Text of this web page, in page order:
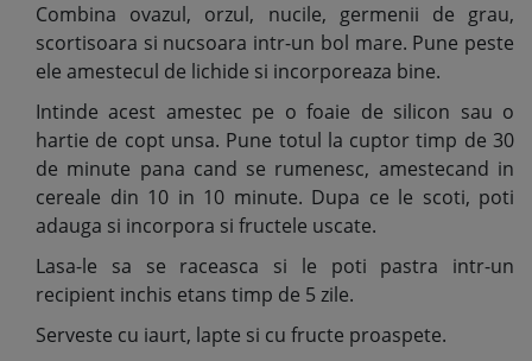
Combina ovazul, orzul, nucile, germenii de grau,
scortisoara si nucsoara intr-un bol mare. Pune peste
ele amestecul de lichide si incorporeaza bine.
Intinde acest amestec pe o foaie de silicon sau o
hartie de copt unsa. Pune totul la cuptor timp de 30
de minute pana cand se rumenesc, amestecand in
cereale din 10 in 10 minute. Dupa ce le scoti, poti
adauga si incorpora si fructele uscate.
Lasa-le sa se raceasca si le poti pastra intr-un
recipient inchis etans timp de 5 zile.
Serveste cu iaurt, lapte si cu fructe proaspete.